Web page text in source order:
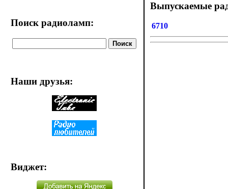
Поиск радиоламп:
Наши друзья:
Виджет:
Выпускаемые
6710